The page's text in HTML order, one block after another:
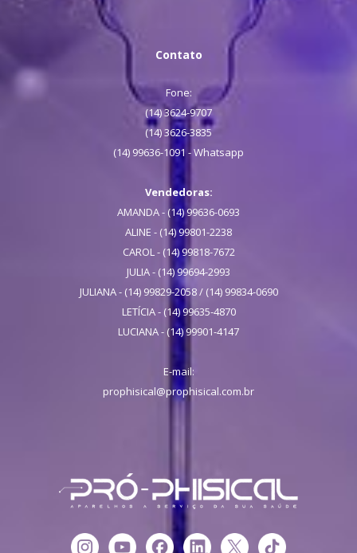
Contato
Fone:
(14) 3624-9707
(14) 3626-3835
(14) 99636-1091 - Whatsapp
Vendedoras:
AMANDA - (14) 99636-0693
ALINE - (14) 99801-2238
CAROL - (14) 99818-7672
JULIA - (14) 99694-2993
JULIANA - (14) 99829-2058 / (14) 99834-0690
LETÍCIA - (14) 99635-4870
LUCIANA - (14) 99901-4147
E-mail:
prophisical@prophisical.com.br